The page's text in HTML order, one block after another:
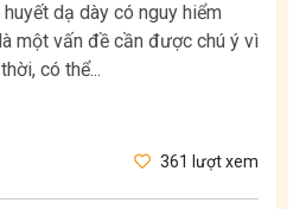
dạ dày có nguy hiểm
một vấn đề cần được chú ý vì
có thể...
361 lượt xem